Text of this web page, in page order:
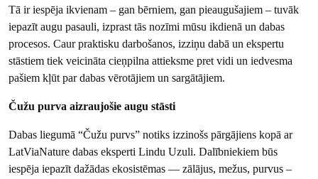
Tā ir iespēja ikvienam – gan bērniem, gan pieaugušajiem – tuvāk
iepazīt augu pasauli, izprast tās nozīmi mūsu ikdienā un dabas
procesos. Caur praktisku darbošanos, izziņu dabā un ekspertu
stāstiem tiek veicināta cieņpilna attieksme pret vidi un iedvesma
pašiem kļūt par dabas vērotājiem un sargātājiem.
Čužu purva aizraujošie augu stāsti
Dabas liegumā “Čužu purvs” notiks izzinošs pārgājiens kopā ar
LatViaNature dabas eksperti Lindu Uzuli. Dalībniekiem būs
iespēja iepazīt dažādas ekosistēmas — zālājus, mežus, purvus –